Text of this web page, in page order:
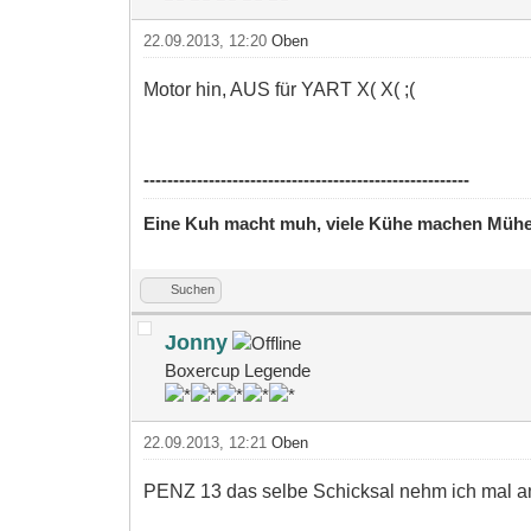
22.09.2013, 12:20Oben
Motor hin, AUS für YART X( X( ;(
-------------------------------------------------------
Eine Kuh macht muh, viele Kühe machen
Suchen
Jonny
Boxercup Legende
22.09.2013, 12:21Oben
PENZ 13 das selbe Schicksal nehm ich mal